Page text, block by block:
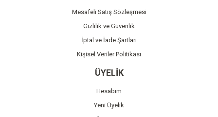
Gönder
Mesafeli Satış Sözleşmesi
Gizlilik ve Güvenlik
İptal ve İade Şartları
Kişisel Veriler Politikası
ÜYELİK
Hesabım
Yeni Üyelik